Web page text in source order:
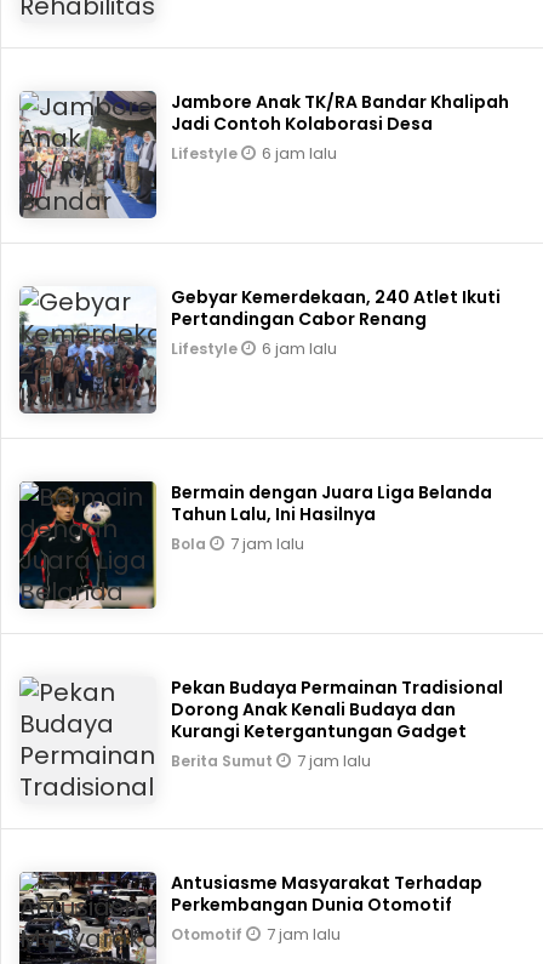
Jambore Anak TK/RA Bandar Khalipah
Jadi Contoh Kolaborasi Desa
Lifestyle 6 jam lalu
Gebyar Kemerdekaan, 240 Atlet Ikuti
Pertandingan Cabor Renang
Lifestyle 6 jam lalu
Bermain dengan Juara Liga Belanda
Tahun Lalu, Ini Hasilnya
Bola 7 jam lalu
Pekan Budaya Permainan Tradisional
Dorong Anak Kenali Budaya dan
Kurangi Ketergantungan Gadget
Berita Sumut 7 jam lalu
Antusiasme Masyarakat Terhadap
Perkembangan Dunia Otomotif
Otomotif 7 jam lalu